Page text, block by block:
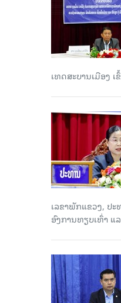
ເທດສະບານເມືອງ ເ
ເລຂາພັກແຂວງ, ປ
ອົງການທຽບເທົ່າ ແ